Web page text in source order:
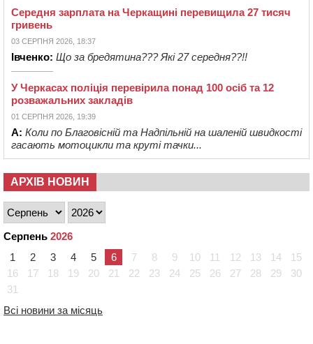
Середня зарплата на Черкащині перевищила 27 тисяч
гривень
03 СЕРПНЯ 2026, 18:37
Івченко: Що за бредятина??? Які 27 середня??!!
У Черкасах поліція перевірила понад 100 осіб та 12
розважальних закладів
01 СЕРПНЯ 2026, 19:39
А: Коли по Благовісній та Надпільній на шаленій швидкості
гасають мотоцикли та круті тачки...
АРХІВ НОВИН
Серпень 2026
1
2 3 4 5 6 7 8 9 10 11 12 13 14
15
16
17 18 19 20 21 22 23 24 25 26 27 28 29
30
31
Всі новини за місяць